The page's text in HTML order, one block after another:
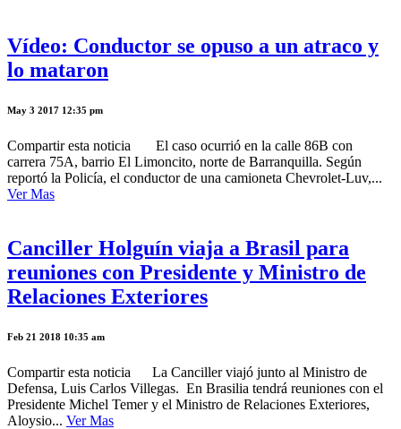
Vídeo: Conductor se opuso a un atraco y
lo mataron
May 3 2017 12:35 pm
Compartir esta noticia El caso ocurrió en la calle 86B con
carrera 75A, barrio El Limoncito, norte de Barranquilla. Según
reportó la Policía, el conductor de una camioneta Chevrolet-Luv,...
Ver Mas
Canciller Holguín viaja a Brasil para
reuniones con Presidente y Ministro de
Relaciones Exteriores
Feb 21 2018 10:35 am
Compartir esta noticia La Canciller viajó junto al Ministro de
Defensa, Luis Carlos Villegas. En Brasilia tendrá reuniones con el
Presidente Michel Temer y el Ministro de Relaciones Exteriores,
Aloysio... Ver Mas